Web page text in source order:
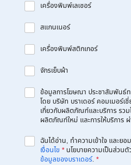
เครื่องพิมพ์เลเซอร์
สแกนเนอร์
เครื่องพิมพ์สติกเกอร์
จักรเย็บผ้า
ข้อมูลการโฆษณา ประชาสัมพันธ์
โดย บริษัท บราเดอร์ คอมเมอร์เ
เกี่ยวกับผลิตภัณฑ์และบริการ รวม
ผลิตภัณฑ์ใหม่ และการให้บริการ
ฉันได้อ่าน, ทำความเข้าใจ และยอ
เงื่อนไข * นโยบายความเป็นส่วนตั
ข้อมูลของบราเดอร์. *